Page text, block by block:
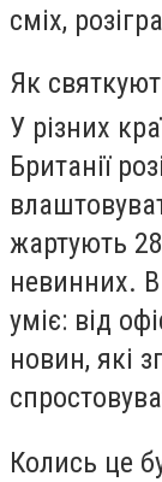
сміх,
Як
У різних
Британії
жартують
невинних.
уміє: від
новин, які
Колись це